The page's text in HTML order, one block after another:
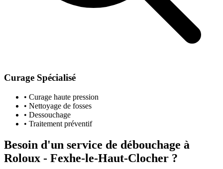
Curage Spécialisé
• Curage haute pression
• Nettoyage de fosses
• Dessouchage
• Traitement préventif
Besoin d'un service de débouchage à
Roloux - Fexhe-le-Haut-Clocher ?